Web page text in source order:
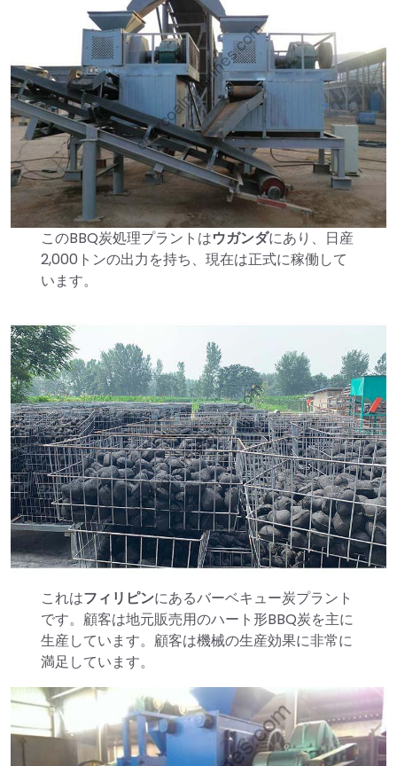
このBBQ炭処理プラントはウガンダにあり、日産
2,000トンの出力を持ち、現在は正式に稼働して
います。
これはフィリピンにあるバーベキュー炭プラント
です。顧客は地元販売用のハート形BBQ炭を主に
生産しています。顧客は機械の生産効果に非常に
満足しています。